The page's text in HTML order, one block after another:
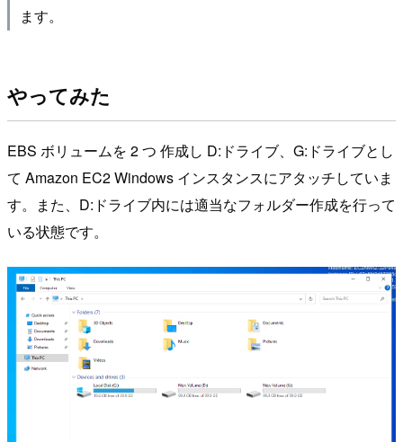
ます。
やってみた
EBS ボリュームを 2 つ 作成し D:ドライブ、G:ドライブとし
て Amazon EC2 Windows インスタンスにアタッチしていま
す。また、D:ドライブ内には適当なフォルダー作成を行って
いる状態です。